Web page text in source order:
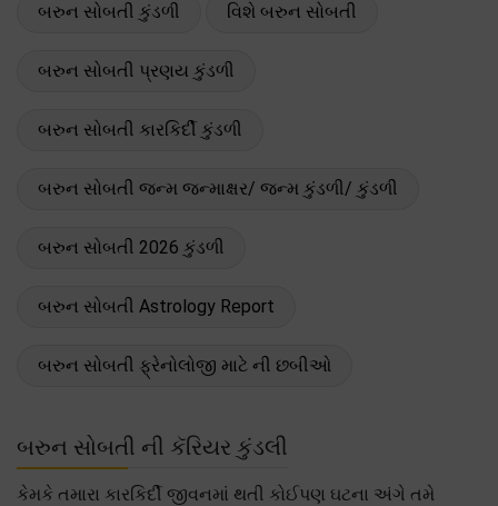
બરુન સોબતી કુંડળી વિશે બરુન સોબતી
બરુન સોબતી પ્રણય કુંડળી
બરુન સોબતી કારકિર્દી કુંડળી
બરુન સોબતી જન્મ જન્માક્ષર/ જન્મ કુંડળી/ કુંડળી
બરુન સોબતી 2026 કુંડળી
બરુન સોબતી Astrology Report
બરુન સોબતી ફ્રેનોલોજી માટે ની છબીઓ
બરુન સોબતી ની કૅરિયર કુંડલી
કેમકે તમારા કારકિર્દી જીવનમાં થતી કોઈપણ ઘટના અંગે તમે